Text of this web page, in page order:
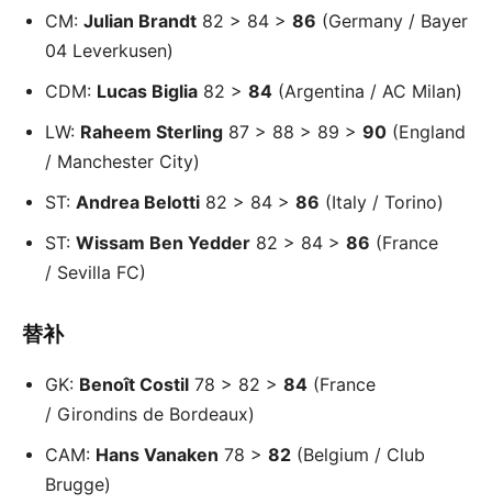
CM: Julian Brandt 82 > 84 > 86 (Germany / Bayer
04 Leverkusen)
CDM: Lucas Biglia 82 > 84 (Argentina / AC Milan)
LW: Raheem Sterling 87 > 88 > 89 > 90 (England
/ Manchester City)
ST: Andrea Belotti 82 > 84 > 86 (Italy / Torino)
ST: Wissam Ben Yedder 82 > 84 > 86 (France
/ Sevilla FC)
替补
GK: Benoît Costil 78 > 82 > 84 (France
/ Girondins de Bordeaux)
CAM: Hans Vanaken 78 > 82 (Belgium / Club
Brugge)